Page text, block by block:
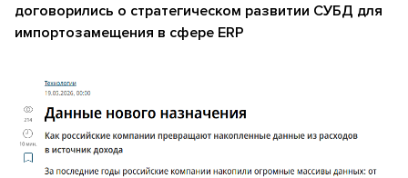
договорились о стратегическом развитии СУБД для
импортозамещения в сфере ERP